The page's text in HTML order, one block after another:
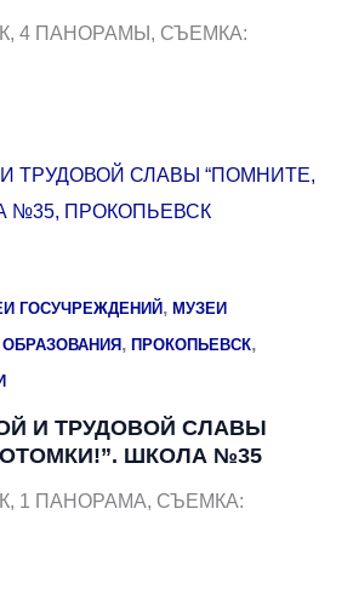
4 ПАНОРАМЫ, СЪЕМКА:
ГОСУЧРЕЖДЕНИЙ ,МУЗЕИ
,ПРОКОПЬЕВСК,
И ТРУДОВОЙ СЛАВЫ
ШКОЛА №35
1 ПАНОРАМА, СЪЕМКА: